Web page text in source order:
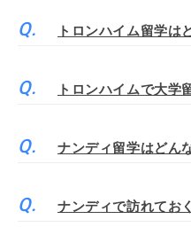
トロンハイム留学は
トロンハイムで大学
ナンディ留学はどん
ナンディで訪れてお